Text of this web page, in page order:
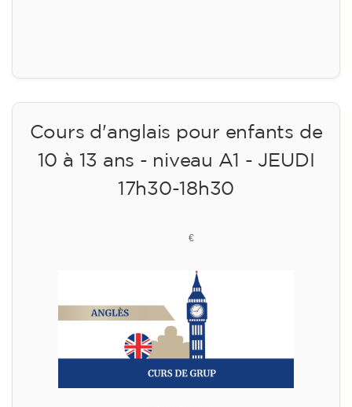
Cours d'anglais pour enfants de
10 à 13 ans - niveau A1 - JEUDI
17h30-18h30
€